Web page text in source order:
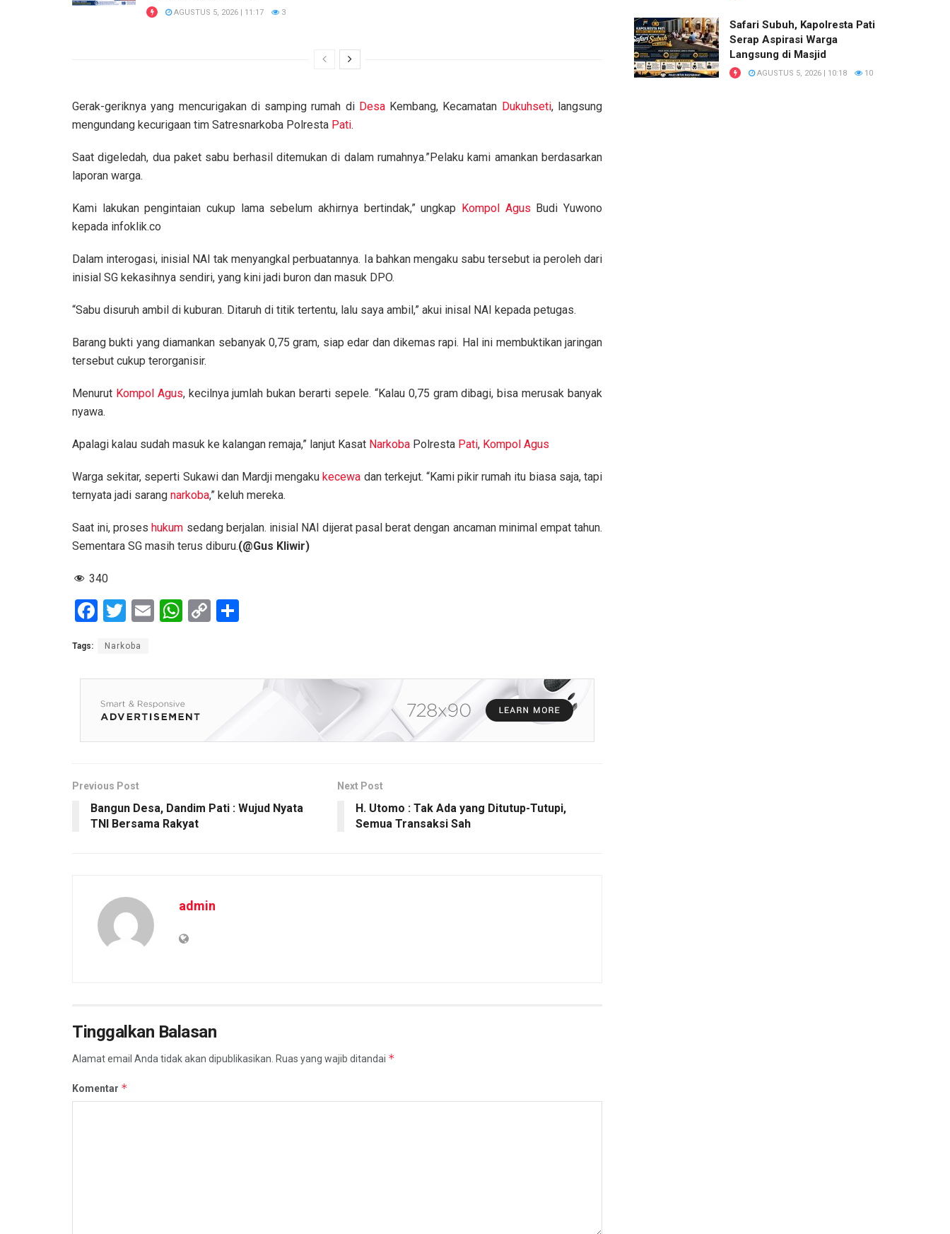
AGUSTUS 5, 2026 | 11:17 3
Gerak-geriknya yang mencurigakan di samping rumah di DesaKembang, Kecamatan Dukuhseti, langsung
mengundang kecurigaan tim Satresnarkoba Polresta Pati.
Saat digeledah, dua paket sabu berhasil ditemukan di dalam rumahnya.”Pelaku kami amankan berdasarkan
laporan warga.
Kami lakukan pengintaian cukup lama sebelum akhirnya bertindak,” ungkap Kompol Agus Budi Yuwono
kepada infoklik.co
Dalam interogasi, inisial NAI tak menyangkal perbuatannya. Ia bahkan mengaku sabu tersebut ia peroleh dari
inisial SG kekasihnya sendiri, yang kini jadi buron dan masuk DPO.
“Sabu disuruh ambil di kuburan. Ditaruh di titik tertentu, lalu saya ambil,” akui inisal NAI kepada petugas.
Barang bukti yang diamankan sebanyak 0,75 gram, siap edar dan dikemas rapi. Hal ini membuktikan jaringan
tersebut cukup terorganisir.
Menurut Kompol Agus, kecilnya jumlah bukan berarti sepele. “Kalau 0,75 gram dibagi, bisa merusak banyak
nyawa.
Apalagi kalau sudah masuk ke kalangan remaja,” lanjut Kasat Narkoba Polresta Pati, Kompol Agus
Warga sekitar, seperti Sukawi dan Mardji mengakukecewa dan terkejut. “Kami pikir rumah itu biasa saja, tapi
ternyata jadi sarang narkoba,” keluh mereka.
Saat ini, proseshukum sedang berjalan. inisial NAI dijerat pasal berat dengan ancaman minimal empat tahun.
Sementara SG masih terus diburu.(@Gus Kliwir)
340
F
ce
b
o
o
k
T
tt
er
E
W
s
A
p
p
C
Li e
Tags: Narkoba
Previous Post
Bangun Desa, Dandim Pati : Wujud Nyata
TNI Bersama Rakyat
Next Post
H. Utomo : Tak Ada yang Ditutup-Tutupi,
Semua Transaksi Sah
admin
Tinggalkan Balasan
Alamat email Anda tidak akan dipublikasikan. Ruas yang wajib ditandai *
Komentar *
Safari Subuh, Kapolresta Pati
Serap Aspirasi Warga
Langsung di Masjid
AGUSTUS 5, 2026 | 10:18 10